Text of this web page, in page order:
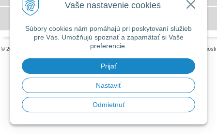
Vaše nastavenie cookies
Súbory cookies nám pomáhajú pri poskytovaní služieb
pre Vás. Umožňujú spoznať a zapamätať si Vaše
preferencie.
Prijať
Nastaviť
Odmietnuť
© 2026 MILLERS OILS SLOVAKIA • tvorba eshopu cez UNIobchod
spoločnosti
WEBYGROUP
DOVOLENKA 3. - 7. augusta 2026
Predajňa bude ZATVORENÁ a vytvorené
objednávky začneme vybavovať 10.8.2026.